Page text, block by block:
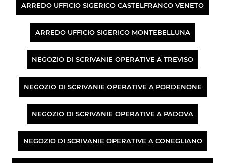
ARREDO UFFICIO SIGERICO CASTELFRANCO VENETO
ARREDO UFFICIO SIGERICO MONTEBELLUNA
NEGOZIO DI SCRIVANIE OPERATIVE A TREVISO
NEGOZIO DI SCRIVANIE OPERATIVE A PORDENONE
NEGOZIO DI SCRIVANIE OPERATIVE A PADOVA
NEGOZIO DI SCRIVANIE OPERATIVE A CONEGLIANO